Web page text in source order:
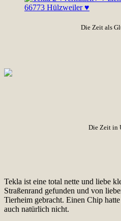
Die Zeit als
Die Zeit in
Tekla ist eine total nette und liebe
Straßenrand gefunden und von
Tierheim gebracht. Einen Chip
auch natürlich nicht.